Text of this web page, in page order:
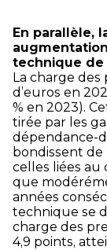
En parallèle,
technique de
La charge des
d’euros en
% en 2023).
tirée par les
dépendance-
bondissent de
celles liées au
que
années
technique se
charge des
4,9 points,